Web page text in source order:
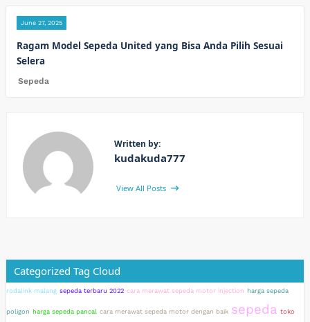
June 27, 2025
Ragam Model Sepeda United yang Bisa Anda Pilih Sesuai
Selera
Sepeda
Written by:
kudakuda777
View All Posts
Categorized Tag Cloud
rodalink malang sepeda terbaru 2022 cara merawat sepeda motor injection harga sepeda
poligon harga sepeda pancal cara merawat sepeda motor dengan baik sepeda toko